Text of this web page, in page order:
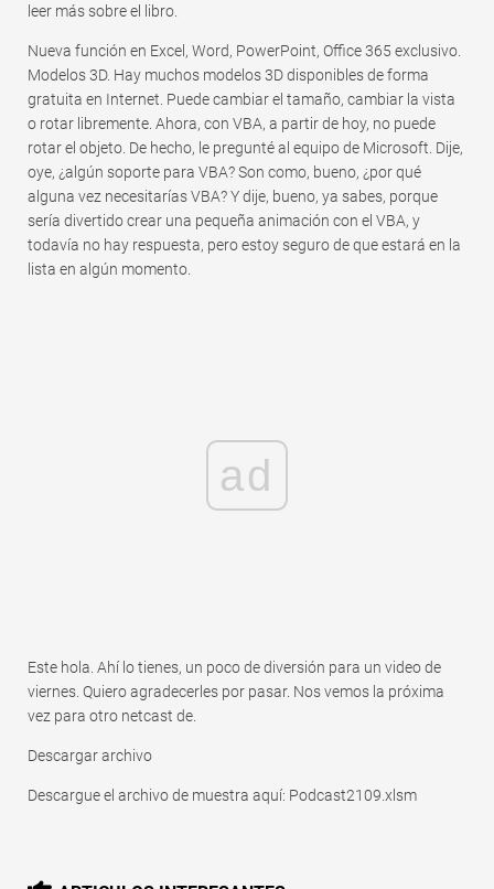
leer más sobre el libro.
Nueva función en Excel, Word, PowerPoint, Office 365 exclusivo.
Modelos 3D. Hay muchos modelos 3D disponibles de forma
gratuita en Internet. Puede cambiar el tamaño, cambiar la vista
o rotar libremente. Ahora, con VBA, a partir de hoy, no puede
rotar el objeto. De hecho, le pregunté al equipo de Microsoft. Dije,
oye, ¿algún soporte para VBA? Son como, bueno, ¿por qué
alguna vez necesitarías VBA? Y dije, bueno, ya sabes, porque
sería divertido crear una pequeña animación con el VBA, y
todavía no hay respuesta, pero estoy seguro de que estará en la
lista en algún momento.
ad
Este hola. Ahí lo tienes, un poco de diversión para un video de
viernes. Quiero agradecerles por pasar. Nos vemos la próxima
vez para otro netcast de.
Descargar archivo
Descargue el archivo de muestra aquí: Podcast2109.xlsm